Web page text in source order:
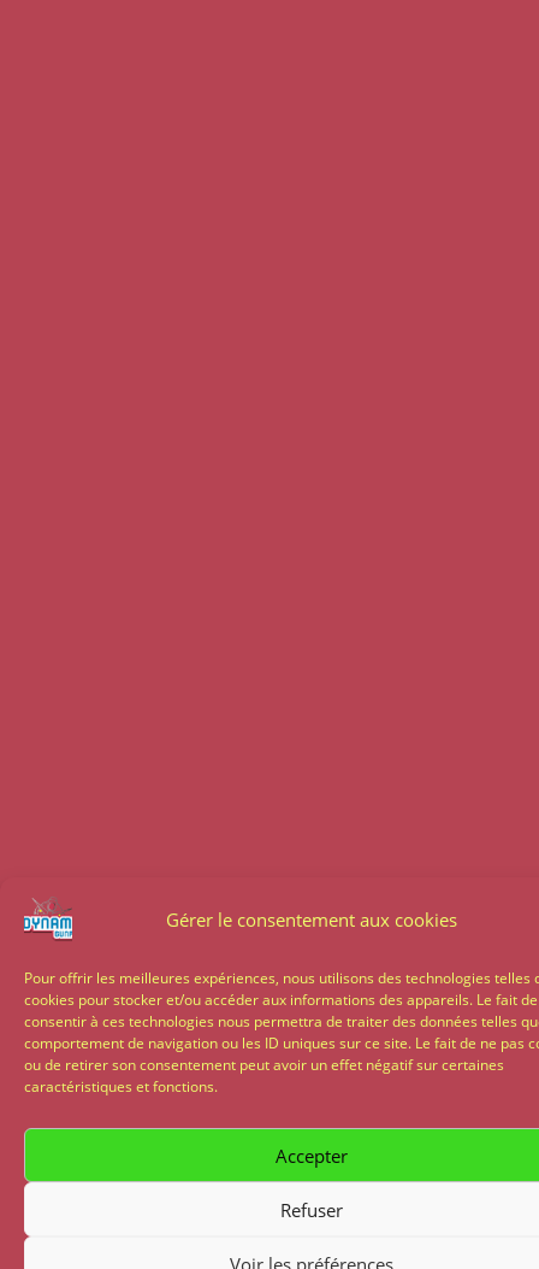
Gérer le consentement aux cookies
Pour offrir les meilleures expériences, nous utilisons des technologies telles
cookies pour stocker et/ou accéder aux informations des appareils. Le fait de
consentir à ces technologies nous permettra de traiter des données telles
comportement de navigation ou les ID uniques sur ce site. Le fait de ne pas
ou de retirer son consentement peut avoir un effet négatif sur certaines
caractéristiques et fonctions.
Accepter
Refuser
Voir les préférences